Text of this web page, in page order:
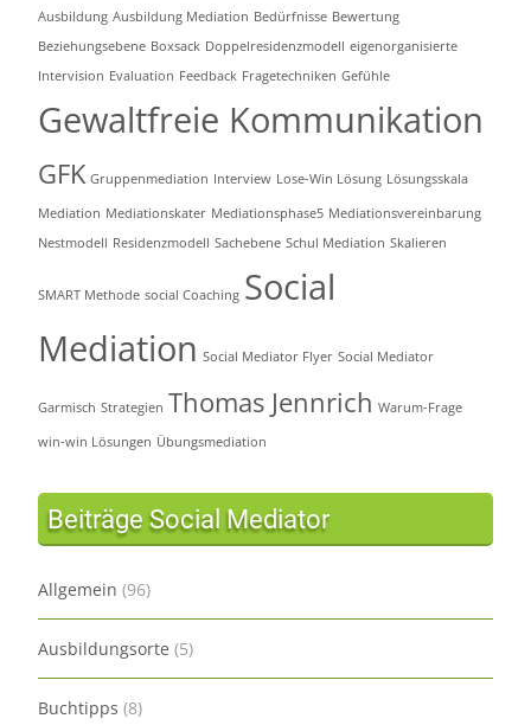
Ausbildung Ausbildung Mediation Bedürfnisse Bewertung
Beziehungsebene Boxsack Doppelresidenzmodell eigenorganisierte
Intervision Evaluation Feedback Fragetechniken Gefühle
Gewaltfreie Kommunikation
GFK Gruppenmediation Interview Lose-Win Lösung Lösungsskala
Mediation Mediationskater Mediationsphase5 Mediationsvereinbarung
Nestmodell Residenzmodell Sachebene Schul Mediation Skalieren
SMART Methode social Coaching Social
Mediation Social Mediator Flyer Social Mediator
Garmisch Strategien Thomas Jennrich Warum-Frage
win-win Lösungen Übungsmediation
Beiträge Social Mediator
Allgemein (96)
Ausbildungsorte (5)
Buchtipps (8)